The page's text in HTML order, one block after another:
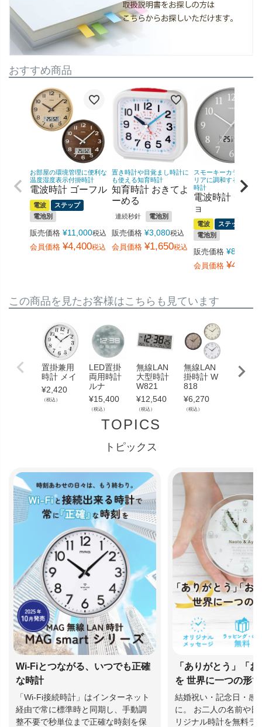
おすすめ商品
お部屋の環境管理に便利な
温度湿度表示付掛時計
電波時計 ゴーフル
電波
ステップ
電池別
販売価格 ¥11,000税込
会員価格 ¥4,400税込
置き時計や目覚まし時計に
も使える知育時計
知育時計 おきてよ
ーめる
連続秒針 電池別
販売価格 ¥3,080税込
会員価格 ¥1,650税込
スモーキーカラーがイ
リアに調和する多機能
時計
電波時計 グリ
ョ
電波
ステップ
電池別
販売価格 ¥8,800
会員価格 ¥4,730
この商品を見たお客様はこちらも見ています
置掛兼用
時計 メイ
¥2,420
（税込）
LED置掛
両用時計
ルナ
¥15,400
（税込）
無線LAN
大型時計
W821
¥12,540
（税込）
無線LAN
掛時計 W
818
¥6,270
（税込）
無線
掛時計
TOPICS
トピックス
Wi-Fiとつながる、いつでも正確
な時計
「Wi-Fi接続時計」はインターネット
経由で常に標準時と同期し、手動調
整不要で秒単位まで正確な時刻を保
「ありがとう」「
を 世界に一つの形
結婚祝い・記念日・感
に。 お二人の名前や日
リジナル時計を無料ラ